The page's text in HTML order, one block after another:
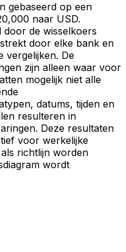
gebaseerd op een
naar USD.
de wisselkoers
door elke bank en
vergelijken. De
zijn alleen waar voor
mogelijk niet alle
datums, tijden en
resulteren in
Deze resultaten
voor werkelijke
richtlijn worden
wordt